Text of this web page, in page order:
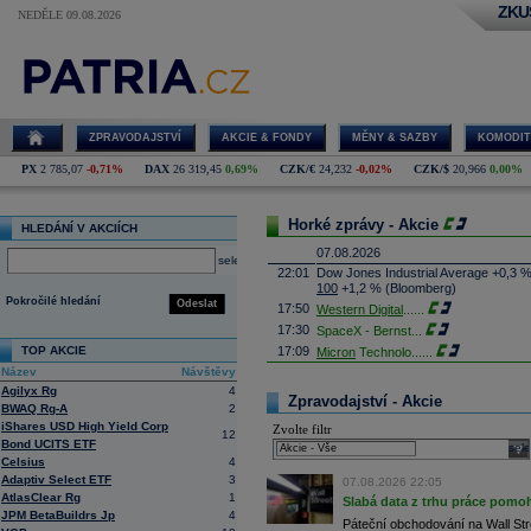
NEDĚLE 09.08.2026
ZPRAVODAJSTVÍ AKCIE & FONDY MĚNY & SAZBY
PX 2 785,07 -0,71% DAX 26 319,45 0,69% CZK/€ 24,232 -0,02% CZK/$ 20,966 0,00%
HLEDÁNÍ V AKCIÍCH
select
Odeslat
Pokročilé hledání
TOP AKCIE
Název
Návštěvy
Agilyx Rg
4
BWAQ Rg-A
2
iShares USD High Yield Corp
Bond UCITS ETF
12
Celsius
4
Adaptiv Select ETF
3
AtlasClear Rg
1
JPM BetaBuildrs Jp
4
Horké zprávy - Akcie
07.08.2026
22:01
Dow Jones Industrial Average +0,3
100 +1,2 % (Bloomberg)
17:50 Western Digital
17:30 SpaceX - Bernst
17:09 Micron Technolo
16:26
Objem obchodů s akciemi na
obchodů za poslední rok je 0,665
16:23 Zvýšení výroby balistických střel
nějakou dobu potrvá. Agentuře
Armin Papperger. Společná výroba
doplnit arzenál Spojeným státům,
(ČTK)
16:07 Conocophillips
Zpravodajství - Akcie
Zvolte filtr
07.08.2026 22:05
Slabá data z trhu práce
Páteční obchodování na Wall